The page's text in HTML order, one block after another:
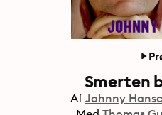
Smerten
Af Johnny